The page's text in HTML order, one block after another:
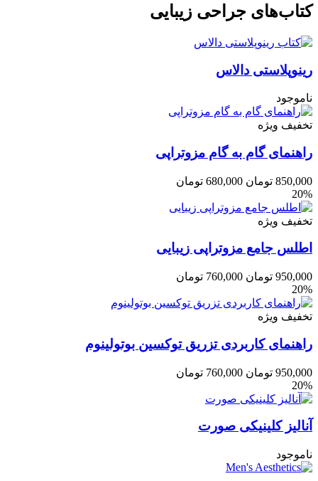
کتاب‌های جراحی زیبایی
رینوپلاستی دالاس
ناموجود
تخفیف ویژه
راهنمای گام به گام مزوتراپی
850,000 تومان 680,000 تومان
20%
تخفیف ویژه
اطلس جامع مزوتراپی زیبایی
950,000 تومان 760,000 تومان
20%
تخفیف ویژه
راهنمای کاربردی تزریق توکسین بوتولینوم
950,000 تومان 760,000 تومان
20%
آنالیز کلینیکی صورت
ناموجود